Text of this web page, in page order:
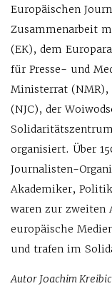
Europäischen
Zusammenarbeit
(EK), dem
für Presse- und
Ministerrat (NMR),
(NJC), der
organisiert. Über
Journalisten-
Akademiker,
waren zur zweiten
europäische
und trafen im
Autor Joachim